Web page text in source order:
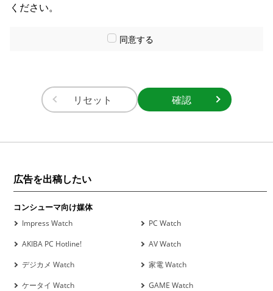
ください。
同意する
リセット
広告を出稿したい
コンシューマ向け媒体
Impress Watch
PC Watch
AKIBA PC Hotline!
AV Watch
デジカメ Watch
家電 Watch
ケータイ Watch
GAME Watch